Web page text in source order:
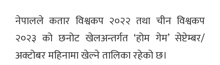
नेपालले कतार विश्वकप २०२२ तथा चीन विश्वकप
२०२३ को छनोट खेलअन्तर्गत ‘होम गेम’ सेप्टेम्बर/
अक्टोबर महिनामा खेल्ने तालिका रहेको छ।